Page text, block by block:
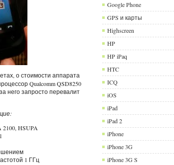
о стоимости аппарата
Qualcomm QSD8250
него запросто перевалит
2100, HSUPA
1 ГГц
Google Phone
GPS и карты
Highscreen
HP
HP iPaq
HTC
ICQ
iOS
iPad
iPad 2
iPhone
iPhone 3G
iPhone 3G S